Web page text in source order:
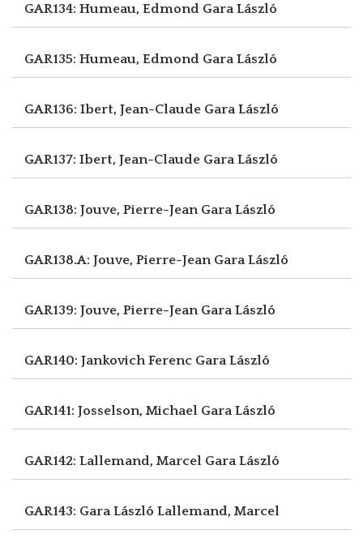
GAR134: Humeau, Edmond Gara László
GAR135: Humeau, Edmond Gara László
GAR136: Ibert, Jean-Claude Gara László
GAR137: Ibert, Jean-Claude Gara László
GAR138: Jouve, Pierre-Jean Gara László
GAR138.A: Jouve, Pierre-Jean Gara László
GAR139: Jouve, Pierre-Jean Gara László
GAR140: Jankovich Ferenc Gara László
GAR141: Josselson, Michael Gara László
GAR142: Lallemand, Marcel Gara László
GAR143: Gara László Lallemand, Marcel